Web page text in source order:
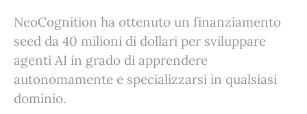
NeoCognition ha ottenuto un finanziamento
seed da 40 milioni di dollari per sviluppare
agenti AI in grado di apprendere
autonomamente e specializzarsi in qualsiasi
dominio.